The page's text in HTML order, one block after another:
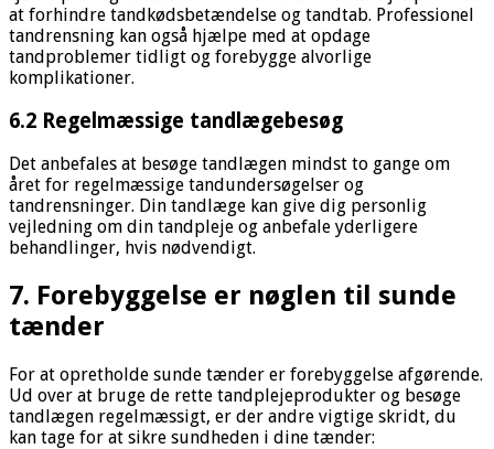
at forhindre tandkødsbetændelse og tandtab. Professionel
tandrensning kan også hjælpe med at opdage
tandproblemer tidligt og forebygge alvorlige
komplikationer.
6.2 Regelmæssige tandlægebesøg
Det anbefales at besøge tandlægen mindst to gange om
året for regelmæssige tandundersøgelser og
tandrensninger. Din tandlæge kan give dig personlig
vejledning om din tandpleje og anbefale yderligere
behandlinger, hvis nødvendigt.
7. Forebyggelse er nøglen til sunde
tænder
For at opretholde sunde tænder er forebyggelse afgørende.
Ud over at bruge de rette tandplejeprodukter og besøge
tandlægen regelmæssigt, er der andre vigtige skridt, du
kan tage for at sikre sundheden i dine tænder: